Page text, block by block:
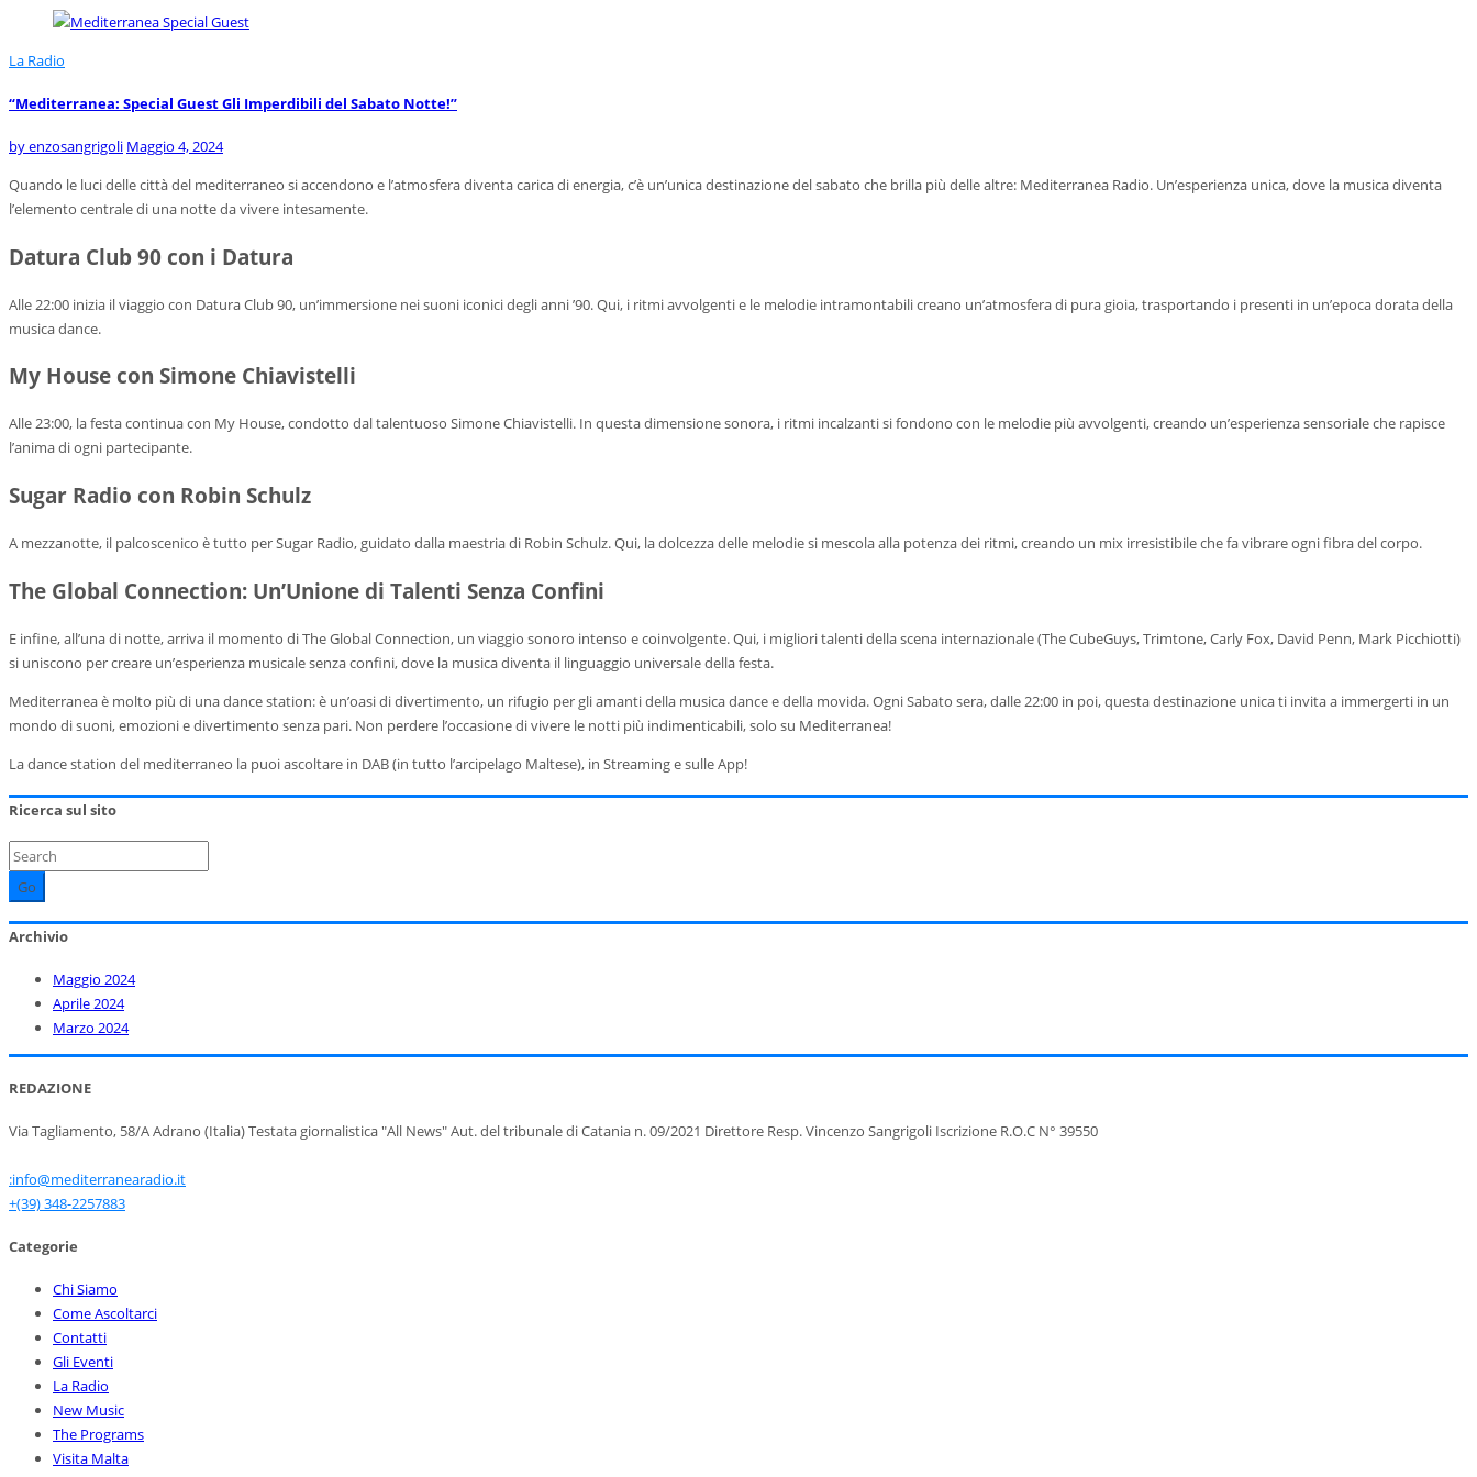
La Radio
“Mediterranea: Special Guest Gli Imperdibili del Sabato Notte!”
byenzosangrigoli Maggio 4, 2024
Quando le luci delle città del mediterraneo si accendono e l’atmosfera diventa carica di energia, c’è un’unica destinazione del sabato che brilla più delle altre: Mediterranea Radio. Un’esperienza unica, dove la musica diventa
l’elemento centrale di una notte da vivere intesamente.
Datura Club 90 con i Datura
Alle 22:00 inizia il viaggio con Datura Club 90, un’immersione nei suoni iconici degli anni ’90. Qui, i ritmi avvolgenti e le melodie intramontabili creano un’atmosfera di pura gioia, trasportando i presenti in un’epoca dorata della
musica dance.
My House con Simone Chiavistelli
Alle 23:00, la festa continua con My House, condotto dal talentuoso Simone Chiavistelli. In questa dimensione sonora, i ritmi incalzanti si fondono con le melodie più avvolgenti, creando un’esperienza sensoriale che rapisce
l’anima di ogni partecipante.
Sugar Radio con Robin Schulz
A mezzanotte, il palcoscenico è tutto per Sugar Radio, guidato dalla maestria di Robin Schulz. Qui, la dolcezza delle melodie si mescola alla potenza dei ritmi, creando un mix irresistibile che fa vibrare ogni fibra del corpo.
The Global Connection: Un’Unione di Talenti Senza Confini
E infine, all’una di notte, arriva il momento di The Global Connection, un viaggio sonoro intenso e coinvolgente. Qui, i migliori talenti della scena internazionale (The CubeGuys, Trimtone, Carly Fox, David Penn, Mark Picchiotti)
si uniscono per creare un’esperienza musicale senza confini, dove la musica diventa il linguaggio universale della festa.
Mediterranea è molto più di una dance station: è un’oasi di divertimento, un rifugio per gli amanti della musica dance e della movida. Ogni Sabato sera, dalle 22:00 in poi, questa destinazione unica ti invita a immergerti in un
mondo di suoni, emozioni e divertimento senza pari. Non perdere l’occasione di vivere le notti più indimenticabili, solo su Mediterranea!
La dance station del mediterraneo la puoi ascoltare in DAB (in tutto l’arcipelago Maltese), in Streaming e sulle App!
Ricerca sul sito
Go
Archivio
Maggio 2024
Aprile 2024
Marzo 2024
REDAZIONE
Via Tagliamento, 58/A Adrano (Italia) Testata giornalistica "All News" Aut. del tribunale di Catania n. 09/2021 Direttore Resp. Vincenzo Sangrigoli Iscrizione R.O.C N° 39550
:info@mediterranearadio.it
+(39) 348-2257883
Categorie
Chi Siamo
Come Ascoltarci
Contatti
Gli Eventi
La Radio
New Music
The Programs
Visita Malta